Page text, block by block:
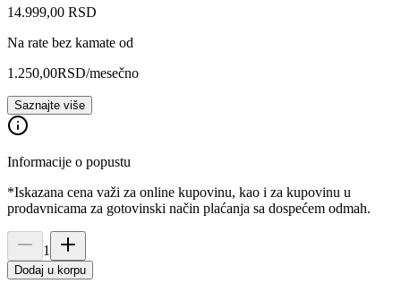
14.999,00 RSD
Na rate bez kamate od
1.250,00RSD/mesečno
Saznajte više
Informacije o popustu
*Iskazana cena važi za online kupovinu, kao i za kupovinu u
prodavnicama za gotovinski način plaćanja sa dospećem odmah.
1
Dodaj u korpu